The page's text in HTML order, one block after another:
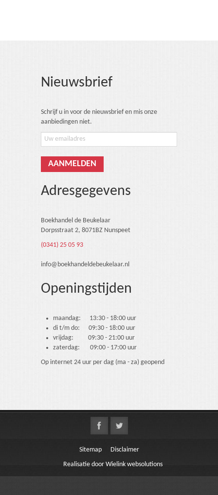
Nieuwsbrief
Schrijf u in voor de nieuwsbrief en mis onze
aanbiedingen niet.
Adresgegevens
Boekhandel de Beukelaar
Dorpsstraat 2, 8071BZ Nunspeet
(0341) 25 05 93
info@boekhandeldebeukelaar.nl
Openingstijden
maandag: 13:30 - 18:00 uur
di t/m do: 09:30 - 18:00 uur
vrijdag: 09:30 - 21:00 uur
zaterdag: 09:00 - 17:00 uur
Op internet 24 uur per dag (ma - za) geopend
Sitemap
Disclaimer
Realisatie door Wielink websolutions